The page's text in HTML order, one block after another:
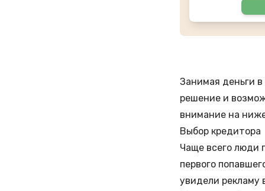
Занимая деньги
решение и
внимание на
Выбор кредитора
Чаще всего люди
первого
увидели рекламу